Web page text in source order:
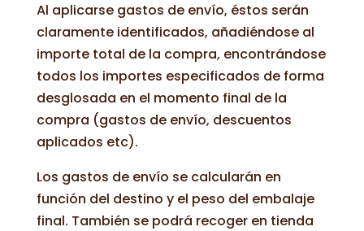
Al aplicarse gastos de envío, éstos serán
claramente identificados, añadiéndose al
importe total de la compra, encontrándose
todos los importes especificados de forma
desglosada en el momento final de la
compra (gastos de envío, descuentos
aplicados etc).
Los gastos de envío se calcularán en
función del destino y el peso del embalaje
final. También se podrá recoger en tienda